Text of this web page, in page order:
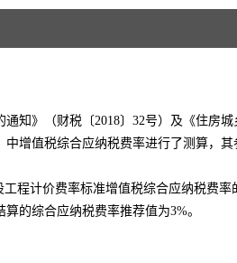
》（财税〔2018〕32号）及《住房
增值税综合应纳税费率进行了测算，其
工程计价费率标准增值税综合应纳税
的综合应纳税费率推荐值为3%。